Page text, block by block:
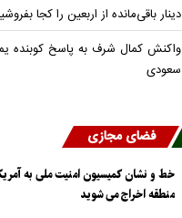
دینار باقی‌مانده از اربعین را کجا
واکنش کمال شرف به پاسخ کوبنده
سعودی
فضای مجازی
خط و نشان کمیسیون امنیت ملی به
منطقه اخراج می شوید